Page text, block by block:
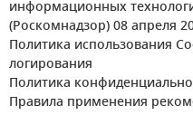
информационных
(Роскомнадзор) 08 апреля
Политика использования
логирования
Политика
Правила применения